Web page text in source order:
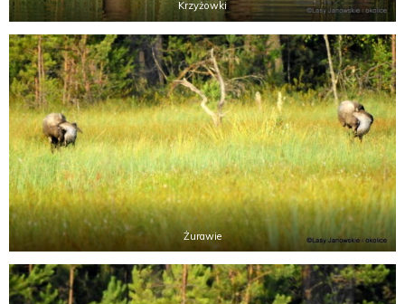
Krzyżowki
Żurawie